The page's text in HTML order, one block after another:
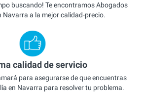
buscando! Te encontramos Abogados
Navarra a la mejor calidad-precio.
calidad de servicio
para asegurarse de que encuentras
en Navarra para resolver tu problema.